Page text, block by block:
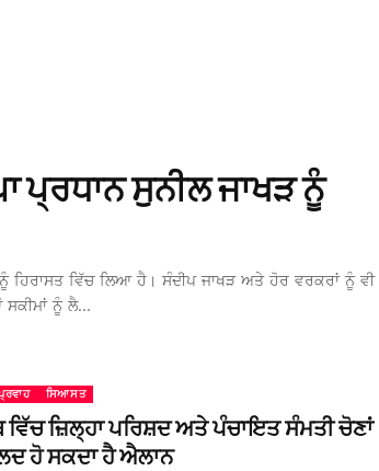
ਪ੍ਰਧਾਨ ਸੁਨੀਲ ਜਾਖੜ ਨੂੰ
ਹਿਰਾਸਤ ਵਿੱਚ ਲਿਆ ਹੈ। ਸੰਦੀਪ ਜਾਖੜ ਅਤੇ ਹੋਰ ਵਰਕਰਾਂ ਨੂੰ ਵੀ
ਸਕੀਮਾਂ ਨੂੰ ਲੈ…
ਸਿਆਸਤ
ਵਿੱਚ ਜ਼ਿਲ੍ਹਾ ਪਰਿਸ਼ਦ ਅਤੇ ਪੰਚਾਇਤ ਸੰਮਤੀ ਚੋਣਾਂ
ਹੋ ਸਕਦਾ ਹੈ ਐਲਾਨ